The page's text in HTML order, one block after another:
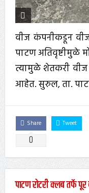
वीज कंपनीकडून
पाटण अतिवृष्टीमुळे
त्यामुळे शेतकरी
आहेत. सुरुल, ता.
Share
0
Tweet
पाटण रोटरी क्लब तर्फे पूर